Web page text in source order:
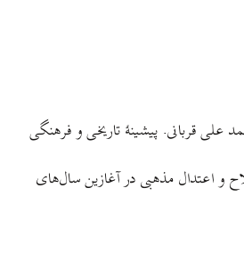
علی قربانی. پیشینهٔ تاریخی و فرهنگی
و اعتدال مذهبی در آغازین سال‌های